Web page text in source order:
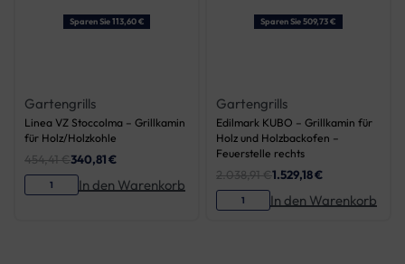
Sparen Sie 113,60 €
Gartengrills
Linea VZ Stoccolma – Grillkamin
für Holz/Holzkohle
454,41€340,81€
In den Warenkorb
Sparen Sie 509,73 €
Gartengrills
Edilmark KUBO – Grillkamin für
Holz und Holzbackofen –
Feuerstelle rechts
2.038,91€1.529,18€
In den Warenkorb